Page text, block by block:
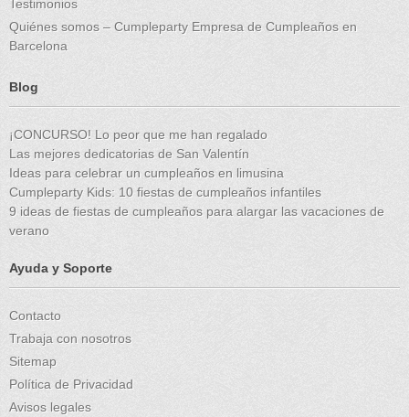
Testimonios
Quiénes somos – Cumpleparty Empresa de Cumpleaños en
Barcelona
Blog
¡CONCURSO! Lo peor que me han regalado
Las mejores dedicatorias de San Valentín
Ideas para celebrar un cumpleaños en limusina
Cumpleparty Kids: 10 fiestas de cumpleaños infantiles
9 ideas de fiestas de cumpleaños para alargar las vacaciones de
verano
Ayuda y Soporte
Contacto
Trabaja con nosotros
Sitemap
Política de Privacidad
Avisos legales